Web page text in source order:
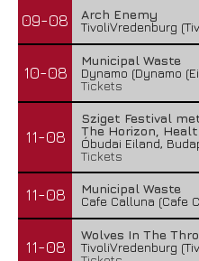
09-08
Arch Enemy
TivoliVredenburg
10-08
Municipal Waste
Dynamo (Dynamo
Tickets
11-08
Sziget Festival
The Horizon,
Óbudai Eiland,
Tickets
11-08
Municipal Waste
Cafe Calluna (Cafe
11-08
Wolves In The
TivoliVredenburg